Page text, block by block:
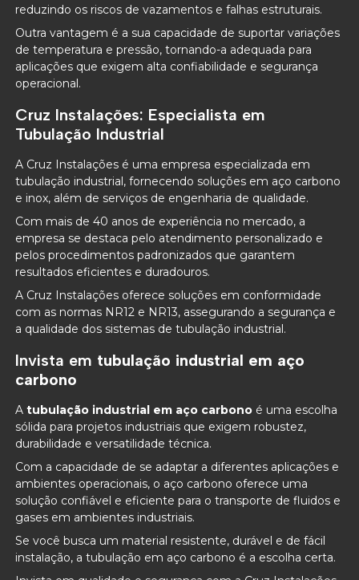
reduzindo os riscos de vazamentos e falhas estruturais.
Outra vantagem é a sua capacidade de suportar variações
de temperatura e pressão, tornando-a adequada para
aplicações que exigem alta confiabilidade e segurança
operacional.
Cruz Instalações: Especialista em
Tubulação Industrial
A Cruz Instalações é uma empresa especializada em
tubulação industrial, fornecendo soluções em aço carbono
e inox, além de serviços de engenharia de qualidade.
Com mais de 40 anos de experiência no mercado, a
empresa se destaca pelo atendimento personalizado e
pelos procedimentos padronizados que garantem
resultados eficientes e duradouros.
A Cruz Instalações oferece soluções em conformidade
com as normas NR12 e NR13, assegurando a segurança e
a qualidade dos sistemas de tubulação industrial.
Invista em tubulação industrial em aço
carbono
Atubulação industrial em aço carbono é uma escolha
sólida para projetos industriais que exigem robustez,
durabilidade e versatilidade técnica.
Com a capacidade de se adaptar a diferentes aplicações e
ambientes operacionais, o aço carbono oferece uma
solução confiável e eficiente para o transporte de fluidos e
gases em ambientes industriais.
Se você busca um material resistente, durável e de fácil
instalação, a tubulação em aço carbono é a escolha certa.